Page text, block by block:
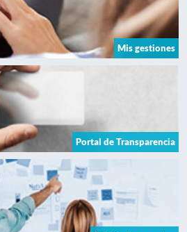
Mis gestiones
Portal de Transparencia